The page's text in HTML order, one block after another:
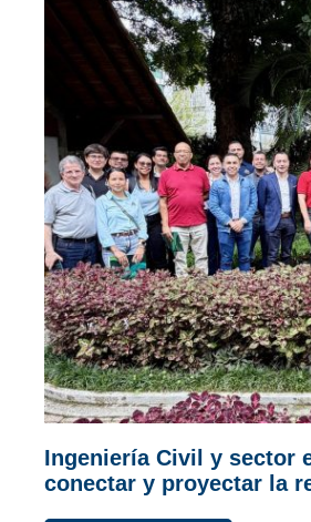
Ingeniería Civil y sector
conectar y proyectar la